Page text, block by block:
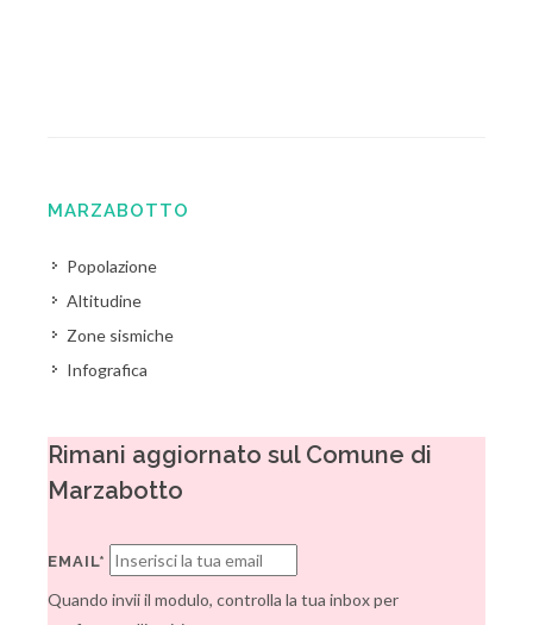
MARZABOTTO
Popolazione
Altitudine
Zone sismiche
Infografica
Rimani aggiornato sul Comune di
Marzabotto
EMAIL*
Quando invii il modulo, controlla la tua inbox per